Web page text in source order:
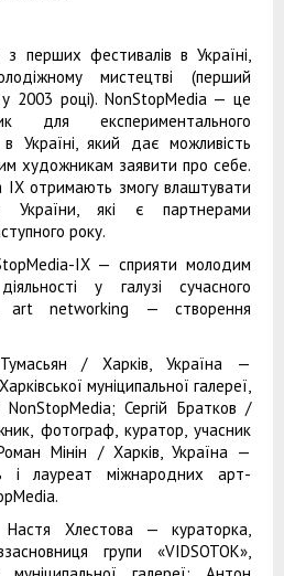
перших фестивалів в Україні,
мистецтві (перший
у 2003 році). NonStopMedia — це
для експериментального
в Україні, який дає можливість
художникам заявити про себе.
IX отримають змогу влаштувати
України, які є партнерами
року.
IX — сприяти молодим
у галузі сучасного
аrt networking — створення
/ Харків, Україна —
муніципальної галереї,
Сергій Братков /
фотограф, куратор, учасник
Мінін / Харків, Україна —
і лауреат міжнародних арт-
Хлестова — кураторка,
групи «VIDSOTOK»,